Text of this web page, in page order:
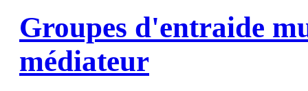
Groupes d'entraide
médiateur